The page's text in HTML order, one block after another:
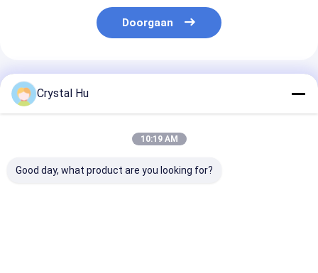
Doorgaan
Geadviseerde Producten
Crystal Hu
10:19 AM
Good day, what product are you looking for?